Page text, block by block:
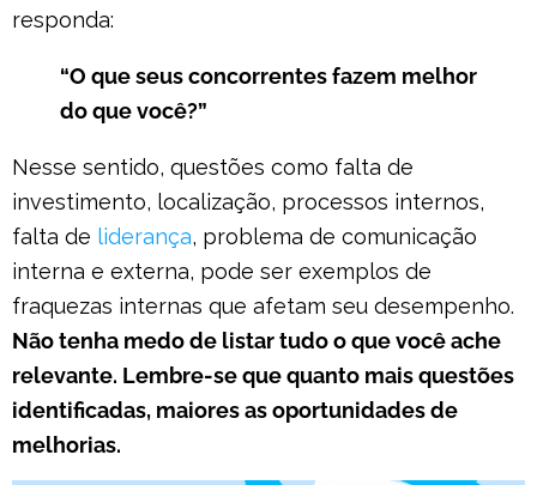
responda:
“O que seus concorrentes fazem melhor
do que você?”
Nesse sentido, questões como falta de
investimento, localização, processos internos,
falta de liderança, problema de comunicação
interna e externa, pode ser exemplos de
fraquezas internas que afetam seu desempenho.
Não tenha medo de listar tudo o que você ache
relevante. Lembre-se que quanto mais questões
identificadas, maiores as oportunidades de
melhorias.